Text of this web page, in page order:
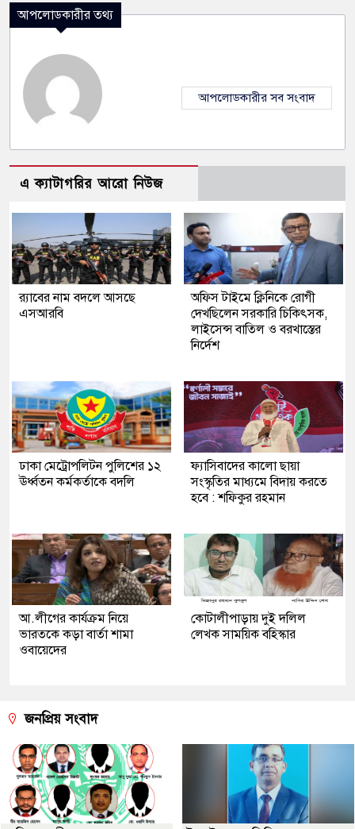
আপলোডকারীর তথ্য
আপলোডকারীর সব সংবাদ
এ ক্যাটাগরির আরো নিউজ
র‍্যাবের নাম বদলে আসছে
এসআরবি
অফিস টাইমে ক্লিনিকে রোগী
দেখছিলেন সরকারি চিকিৎসক,
লাইসেন্স বাতিল ও বরখাস্তের
নির্দেশ
ঢাকা মেট্রোপলিটন পুলিশের ১২
ঊর্ধ্বতন কর্মকর্তাকে বদলি
ফ্যাসিবাদের কালো ছায়া
সংস্কৃতির মাধ্যমে বিদায় করতে
হবে : শফিকুর রহমান
আ.লীগের কার্যক্রম নিয়ে
ভারতকে কড়া বার্তা শামা
ওবায়েদের
কোটালীপাড়ায় দুই দলিল
লেখক সাময়িক বহিস্কার
জনপ্রিয় সংবাদ